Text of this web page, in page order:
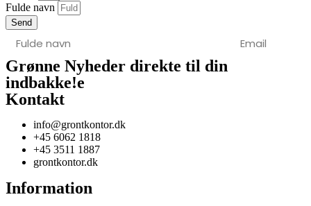
Fulde navn
Send
Grønne Nyheder direkte til din
indbakke!e
Kontakt
info@grontkontor.dk
+45 6062 1818
+45 3511 1887
grontkontor.dk
Information